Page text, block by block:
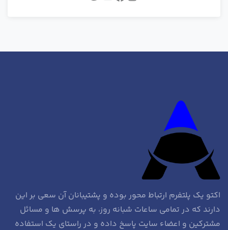
اکتو یک پلتفرم ارتباط محور بوده و پشتیبانان آن سعی بر این
دارند که در تمامی ساعات شبانه روز، به پرسش ها و مسائل
مشترکین و اعضاء سایت پاسخ داده و در راستای یک استفاده